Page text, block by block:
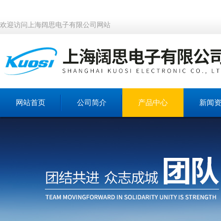
欢迎访问上海阔思电子有限公司网站
网站首页 公司简介 产品中心 新闻